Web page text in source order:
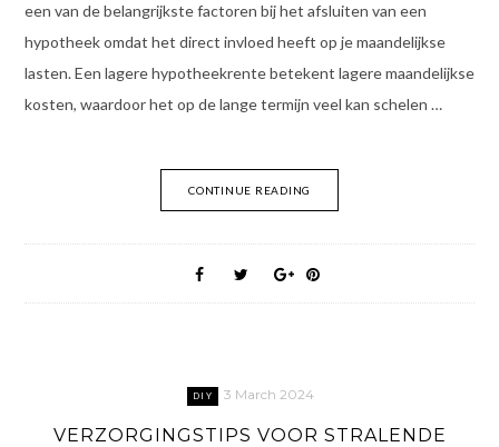
een van de belangrijkste factoren bij het afsluiten van een
hypotheek omdat het direct invloed heeft op je maandelijkse
lasten. Een lagere hypotheekrente betekent lagere maandelijkse
kosten, waardoor het op de lange termijn veel kan schelen …
CONTINUE READING
DIY 3 March 2024
VERZORGINGSTIPS VOOR STRALENDE